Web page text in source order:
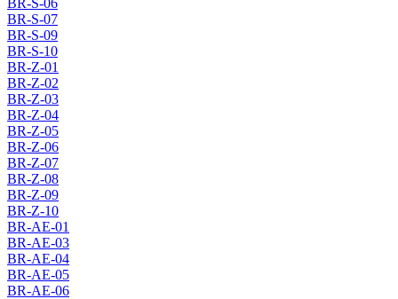
BR-S-06
BR-S-07
BR-S-09
BR-S-10
BR-Z-01
BR-Z-02
BR-Z-03
BR-Z-04
BR-Z-05
BR-Z-06
BR-Z-07
BR-Z-08
BR-Z-09
BR-Z-10
BR-AE-01
BR-AE-03
BR-AE-04
BR-AE-05
BR-AE-06